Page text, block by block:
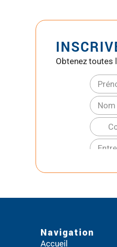
Obtenez toutes
Navigation
Accueil